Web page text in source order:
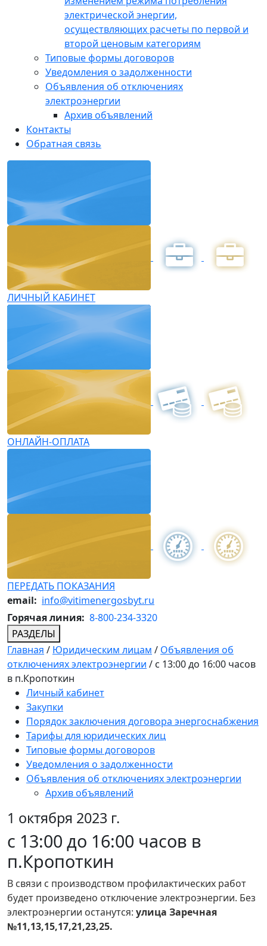
электрической энергии,
осуществляющих расчеты по первой и
второй ценовым категориям
Типовые формы договоров
Уведомления о задолженности
Объявления об отключениях
электроэнергии
Архив объявлений
Контакты
Обратная связь
ЛИЧНЫЙ КАБИНЕТ
ОНЛАЙН-ОПЛАТА
ПЕРЕДАТЬ ПОКАЗАНИЯ
email: info@vitimenergosbyt.ru
Горячая линия: 8-800-234-3320
РАЗДЕЛЫ
Главная / Юридическим лицам / Объявления об
отключениях электроэнергии / с 13:00 до 16:00 часов
в п.Кропоткин
Личный кабинет
Закупки
Порядок заключения договора энергоснабжения
Тарифы для юридических лиц
Типовые формы договоров
Уведомления о задолженности
Объявления об отключениях электроэнергии
Архив объявлений
1 октября 2023 г.
с 13:00 до 16:00 часов в
п.Кропоткин
В связи с производством профилактических работ
будет произведено отключение электроэнергии. Без
электроэнергии останутся: улица Заречная
№11,13,15,17,21,23,25.